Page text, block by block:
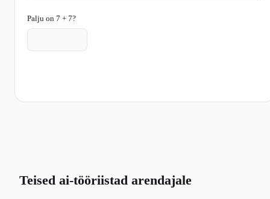
Palju on 7 + 7?
Teised ai-tööriistad arendajale